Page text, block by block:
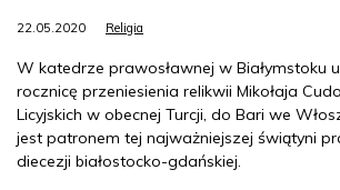
22.05.2020 Religia
W katedrze prawosławnej w Białymstoku
rocznicę przeniesienia relikwii Mikołaja
Licyjskich w obecnej Turcji, do Bari we
jest patronem tej najważniejszej świątyni
diecezji białostocko-gdańskiej.